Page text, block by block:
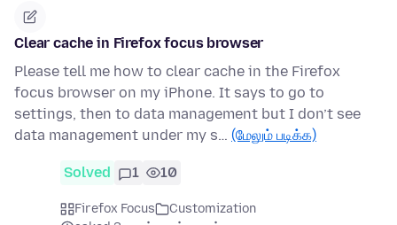
Clear cache in Firefox focus browser
Please tell me how to clear cache in the Firefox
focus browser on my iPhone. It says to go to
settings, then to data management but I don’t see
data management under my s… (மேலும் படிக்க)
Solved 1 10
Firefox Focus
Customization